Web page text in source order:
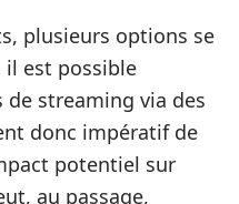
plusieurs options se
il est possible
de streaming via des
donc impératif de
potentiel sur
au passage,